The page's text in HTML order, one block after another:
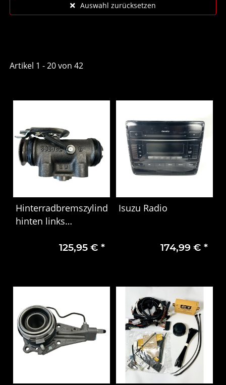
Artikel 1 - 20 von 42
Hinterradbremszylinder
hinten links
Canter MK326487
125,95 € *
Isuzu Radio
174,99 €*
Auswahl zurücksetzen